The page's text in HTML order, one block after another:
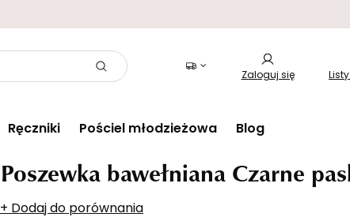
Zaloguj się
Ręczniki Pościel młodzieżowa Blog
Poszewka bawełniana Czarne
+ Dodaj do porównania